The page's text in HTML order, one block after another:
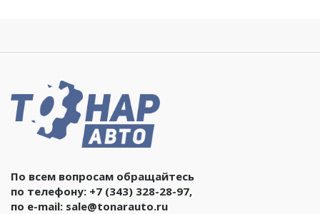
По всем вопросам обращайтесь
по телефону: +7 (343) 328-28-97,
по e-mail: sale@tonarauto.ru